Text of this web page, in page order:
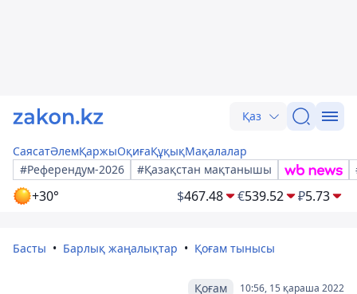
Қаз
СаясатӘлемҚаржыОқиғаҚұқықМақалалар
#Референдум-2026
#Қазақстан мақтанышы
+30° $467.48 €539.52 ₽5.73
Басты Барлық жаңалықтар Қоғам тынысы
10:56, 15 қараша 2022
Қоғам